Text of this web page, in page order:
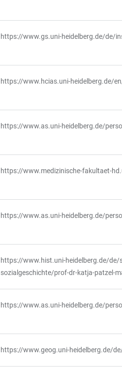
https://www.gs.uni-heidelberg.de/de/
https://www.hcias.uni-heidelberg.de/
https://www.as.uni-heidelberg.de/
https://www.medizinische-fakultaet-
https://www.as.uni-heidelberg.de/
https://www.hist.uni-heidelberg.de/
sozialgeschichte/prof-dr-katja-patzel-
https://www.as.uni-heidelberg.de/
https://www.geog.uni-heidelberg.de/